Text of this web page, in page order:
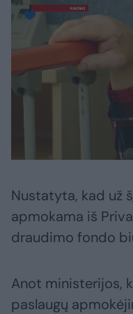
Nustatyta, kad už
apmokama iš
draudimo fondo
Anot ministerijos,
paslaugų